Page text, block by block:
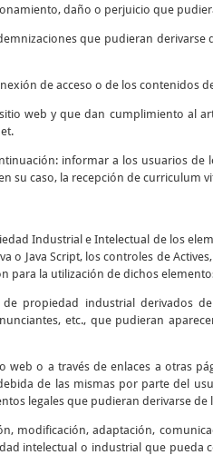
daño o perjuicio que
que pudieran
de acceso o de los contenidos
web y que dan cumplimiento al
informar a los usuarios
su caso, la recepción de curriculum
Industrial e Intelectual de los
o Java Script, los controles de
para la utilización de dichos
propiedad industrial derivados
etc., que pudieran
web o a través de enlaces a otras
de las mismas por parte del
legales que pudieran derivarse de
modificación, adaptación,
intelectual o industrial que pueda